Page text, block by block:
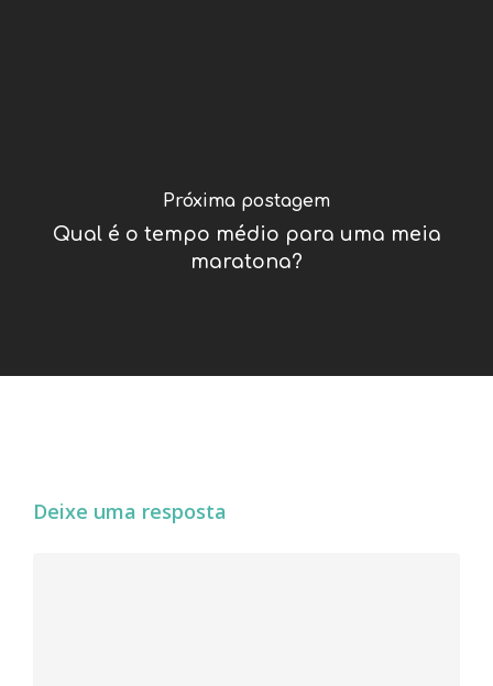
Próxima postagem
Qual é o tempo médio para uma meia
maratona?
Deixe uma resposta